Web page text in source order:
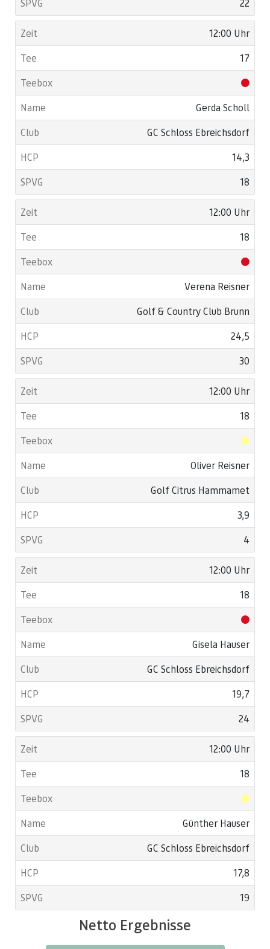
22
12:00 Uhr
17
Gerda Scholl
GC Schloss Ebreichsdorf
14,3
18
12:00 Uhr
18
Verena Reisner
Golf & Country Club Brunn
24,5
30
12:00 Uhr
18
Oliver Reisner
Golf Citrus Hammamet
3,9
4
12:00 Uhr
18
Gisela Hauser
GC Schloss Ebreichsdorf
19,7
24
12:00 Uhr
18
Günther Hauser
GC Schloss Ebreichsdorf
17,8
19
Netto Ergebnisse